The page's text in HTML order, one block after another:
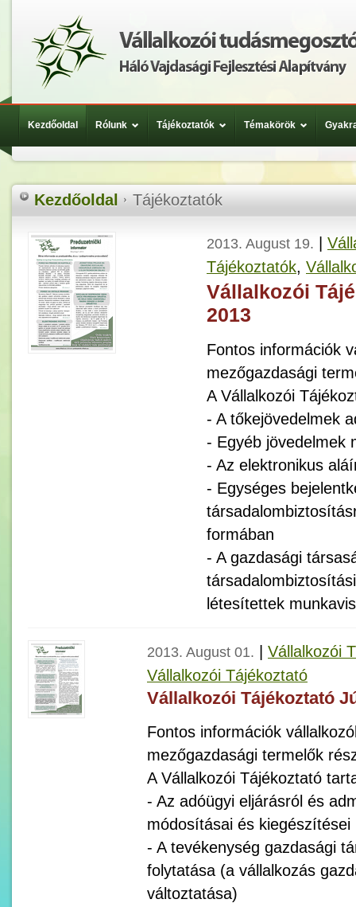
Kezdőoldal Rólunk Tájékoztatók Témakörök
Kezdőoldal Tájékoztatók
2013. August 19.
Tájékoztatók,
Vállalkozói
2013
Fontos információk
mezőgazdasági
A Vállalkozói
- A tőkejövedelmek
- Egyéb jövedelmek
- Az elektronikus
- Egységes
formában
- A gazdasági
létesítettek
2013. August 01.
Vállalkozói
Vállalkozói Tájékoztató
Vállalkozói Tájékoztató
Fontos információk
mezőgazdasági termelők
A Vállalkozói Tájékoztató
- Az adóügyi eljárásról és
módosításai és kiegészítései
- A tevékenység gazdasági
folytatása (a vállalkozás
változtatása)